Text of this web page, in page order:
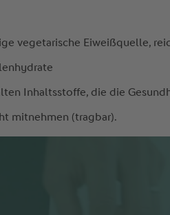
vegetarische Eiweißquelle,
Inhaltsstoffe, die die
mitnehmen (tragbar).